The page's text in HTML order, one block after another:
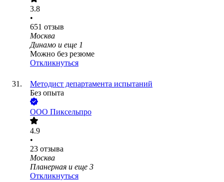
3.8
•
651 отзыв
Москва
Динамо и еще 1
Можно без резюме
Откликнуться
Методист департамента испытаний
Без опыта
ООО Пиксельпро
4.9
•
23 отзыва
Москва
Планерная и еще 3
Откликнуться